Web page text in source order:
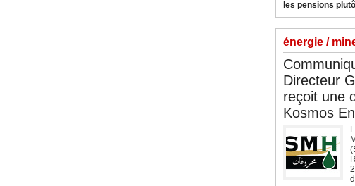
les pensions
énergie /
Directeur
reçoit une
Kosmos